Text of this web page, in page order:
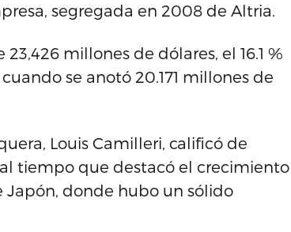
segregada en 2008 de Altria.
millones de dólares, el 16.1 %
se anotó 20.171 millones de
Louis Camilleri, calificó de
tiempo que destacó el crecimiento
Japón, donde hubo un sólido